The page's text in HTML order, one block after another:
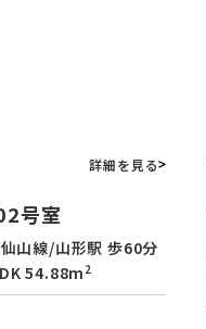
詳細を見る
号室
山線/山形駅 歩60分
54.88m2